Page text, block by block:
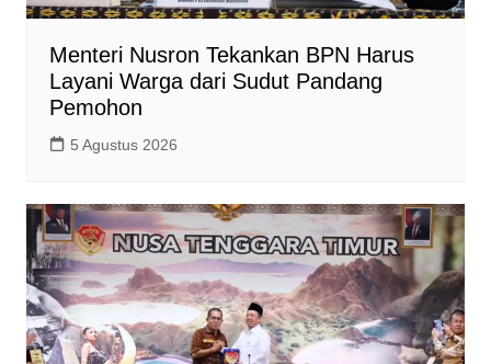
Menteri Nusron Tekankan BPN Harus
Layani Warga dari Sudut Pandang
Pemohon
5 Agustus 2026